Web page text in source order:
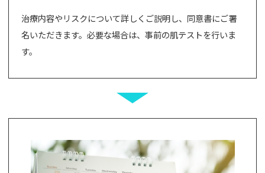
治療内容やリスクについて詳しくご説明し、同意書にご署
名いただきます。必要な場合は、事前の肌テストを行いま
す。